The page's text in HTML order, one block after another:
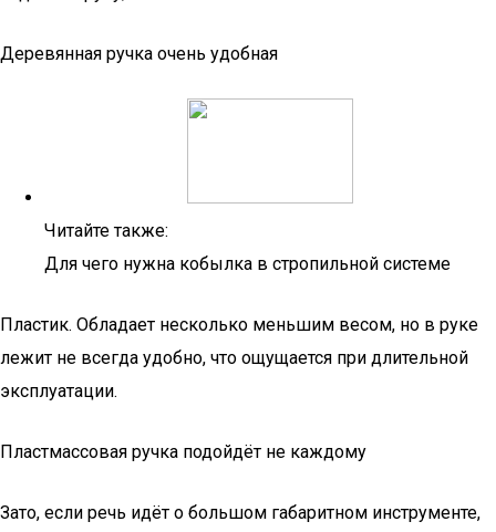
Деревянная ручка очень удобная
Читайте также:
Для чего нужна кобылка в стропильной системе
Пластик. Обладает несколько меньшим весом, но в руке
лежит не всегда удобно, что ощущается при длительной
эксплуатации.
Пластмассовая ручка подойдёт не каждому
Зато, если речь идёт о большом габаритном инструменте,